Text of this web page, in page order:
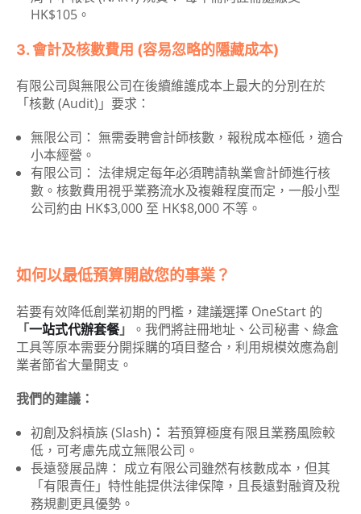
HK$105。
3. 會計及核數費用 (容易忽略的隱藏成本)
有限公司與無限公司在後續維護成本上最大的分別在於
「核數 (Audit)」要求：
無限公司： 無需委聘會計師核數，報稅成本極低，適合
小本經營。
有限公司： 法律規定每年必須聘請執業會計師進行核
數。核數費用視乎業務流水及複雜程度而定，一般小型
公司約由 HK$3,000 至 HK$8,000 不等。
如何以最低預算開啟您的事業？
若要有效降低創業初期的門檻，建議選擇 OneStart 的
「一站式代辦套餐」
。我們將註冊地址、公司秘書、綠盒
工具等原本需要分開採購的項目整合，利用規模效應為創
業者節省大量開支。
我們的建議：
初創及斜槓族 (Slash) ： 若預算極度有限且業務風險較
低，可考慮先成立無限公司。
長遠發展品牌： 成立有限公司雖然有核數成本，但其
「有限責任」特性能提供法律保障，且長遠對融資及稅
務規劃更具優勢。